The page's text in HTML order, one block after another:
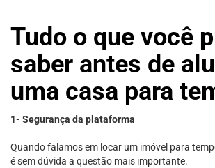
Tudo o que você
saber antes de
uma casa para
1- Segurança da plataforma
Quando falamos em locar um imóvel para
é sem dúvida a questão mais importante.